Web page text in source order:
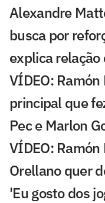
Alexandre
busca por
explica relação
VÍDEO:
principal que
Pec e Marlon
VÍDEO:
Orellano quer
'Eu gosto dos